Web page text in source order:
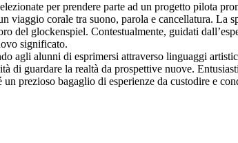
per prendere parte ad un progetto pilota
corale tra suono, parola e cancellatura. La
del glockenspiel. Contestualmente, guidati
significato.
agli alunni di esprimersi attraverso linguaggi
di guardare la realtà da prospettive nuove.
prezioso bagaglio di esperienze da custodire e